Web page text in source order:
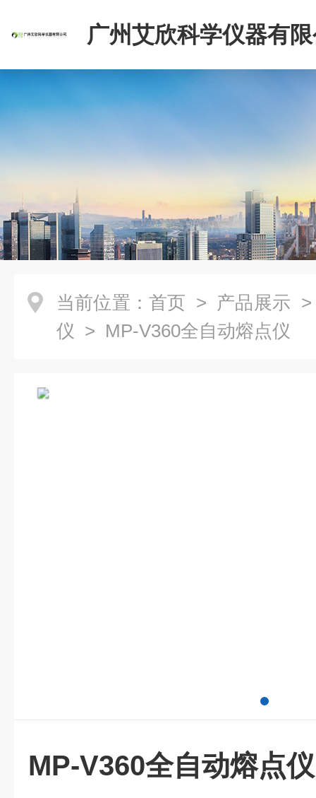
广州艾欣科学仪器有
当前位置： 首页 > 产品展示
仪 > MP-V360全自动熔点仪
MP-V360全自动熔点仪